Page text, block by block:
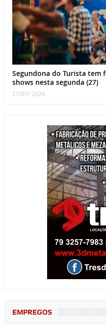
Segundona do Turista
shows nesta segunda (27)
27/07/ 2026
EMPREGOS